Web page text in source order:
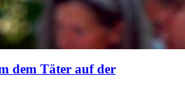
dem Täter auf der